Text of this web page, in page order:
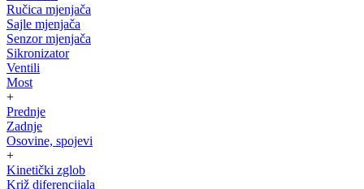
Ručica mjenjača
Sajle mjenjača
Senzor mjenjača
Sikronizator
Ventili
Most
+
Prednje
Zadnje
Osovine, spojevi
+
Kinetički zglob
Križ diferencijala